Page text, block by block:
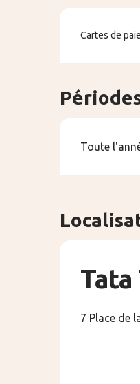
Cartes de
Toute
7 Place de